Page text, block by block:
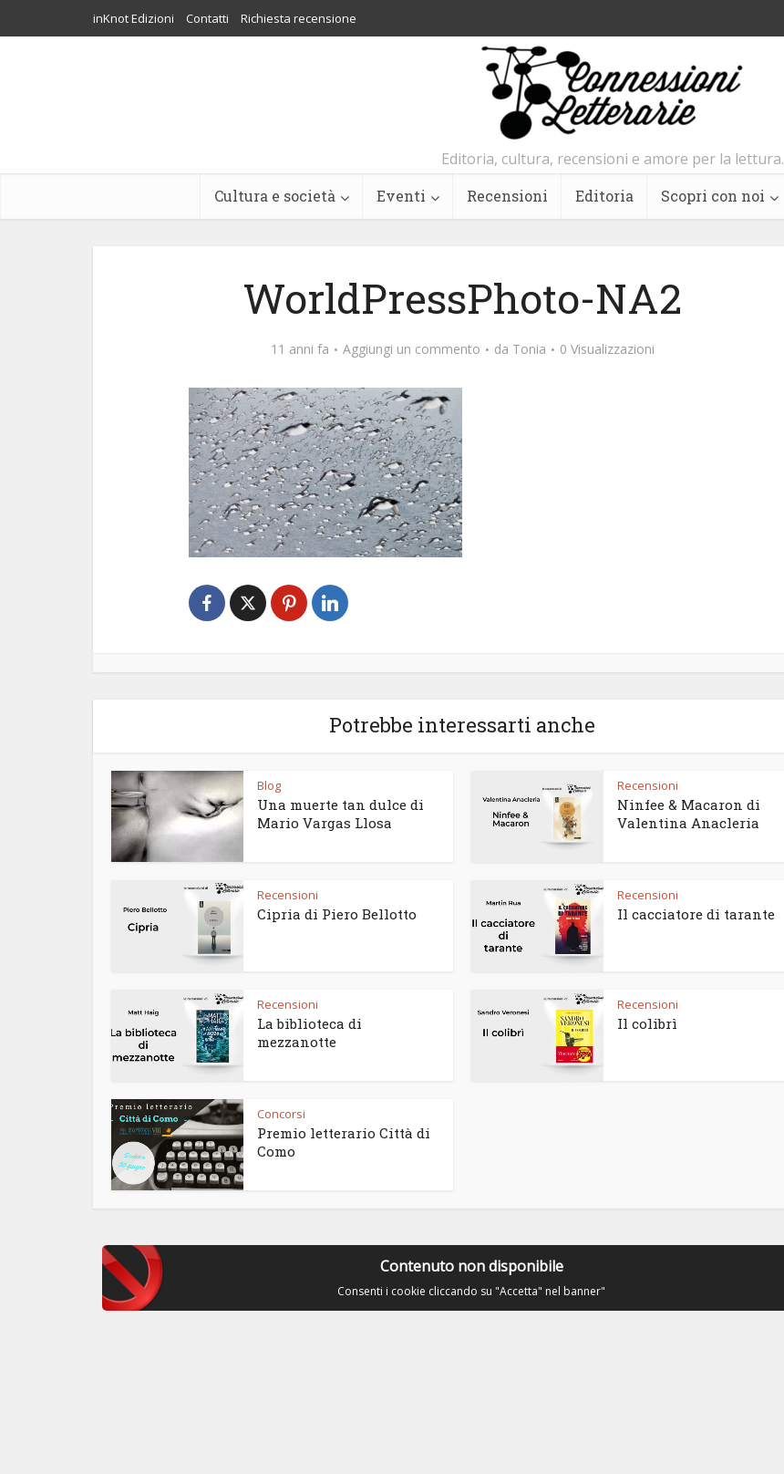
inKnot Edizioni Contatti Richiesta recensione
Editoria, cultura, recensioni e amore per la lettura.
Cultura e società Eventi Recensioni Editoria Scopri con noi
WorldPressPhoto-NA2
11 anni fa Aggiungi un commento da Tonia 0 Visualizzazioni
Potrebbe interessarti anche
Blog
Una muerte tan dulce di
Mario Vargas Llosa
Recensioni
Ninfee & Macaron di
Valentina Anacleria
Recensioni
Cipria di Piero Bellotto
Recensioni
Il cacciatore di tarante
Recensioni
La biblioteca di
mezzanotte
Recensioni
Il colibrì
Concorsi
Premio letterario Città di
Como
Contenuto non disponibile
Consenti i cookie cliccando su "Accetta" nel banner"